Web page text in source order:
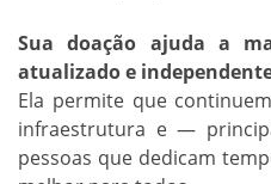
Sua doação ajuda a
atualizado e
Ela permite que
infraestrutura e —
pessoas que dedicam